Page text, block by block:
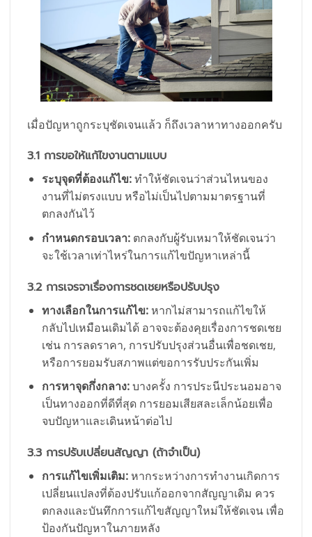
เมื่อปัญหาถูกระบุชัดเจนแล้ว ก็ถึงเวลาหาทางออกครับ
3.1 การขอให้แก้ไขงานตามแบบ
ระบุจุดที่ต้องแก้ไข:ทำให้ชัดเจนว่าส่วนไหนของ
งานที่ไม่ตรงแบบ หรือไม่เป็นไปตามมาตรฐานที่
ตกลงกันไว้
กำหนดกรอบเวลา:ตกลงกับผู้รับเหมาให้ชัดเจนว่า
จะใช้เวลาเท่าไหร่ในการแก้ไขปัญหาเหล่านี้
3.2 การเจรจาเรื่องการชดเชยหรือปรับปรุง
ทางเลือกในการแก้ไข:หากไม่สามารถแก้ไขให้
กลับไปเหมือนเดิมได้ อาจจะต้องคุยเรื่องการชดเชย
เช่น การลดราคา, การปรับปรุงส่วนอื่นเพื่อชดเชย,
หรือการยอมรับสภาพแต่ขอการรับประกันเพิ่ม
การหาจุดกึ่งกลาง:บางครั้ง การประนีประนอมอาจ
เป็นทางออกที่ดีที่สุด การยอมเสียสละเล็กน้อยเพื่อ
จบปัญหาและเดินหน้าต่อไป
3.3 การปรับเปลี่ยนสัญญา (ถ้าจำเป็น)
การแก้ไขเพิ่มเติม:หากระหว่างการทำงานเกิดการ
เปลี่ยนแปลงที่ต้องปรับแก้ออกจากสัญญาเดิม ควร
ตกลงและบันทึกการแก้ไขสัญญาใหม่ให้ชัดเจน เพื่อ
ป้องกันปัญหาในภายหลัง